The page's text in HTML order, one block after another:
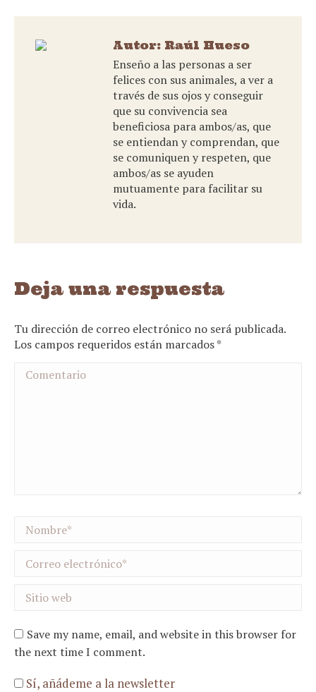
FacebookTwitterWhatsApp
Autor: Raúl Hueso
Enseño a las personas a ser
felices con sus animales, a ver a
través de sus ojos y conseguir
que su convivencia sea
beneficiosa para ambos/as, que
se entiendan y comprendan, que
se comuniquen y respeten, que
ambos/as se ayuden
mutuamente para facilitar su
vida.
Deja una respuesta
Tu dirección de correo electrónico no será publicada.
Los campos requeridos están marcados*
Comentario
Nombre *
Correo electrónico *
Sitio web
Save my name, email, and website in this browser for
the next time I comment.
Sí, añádeme a la newsletter